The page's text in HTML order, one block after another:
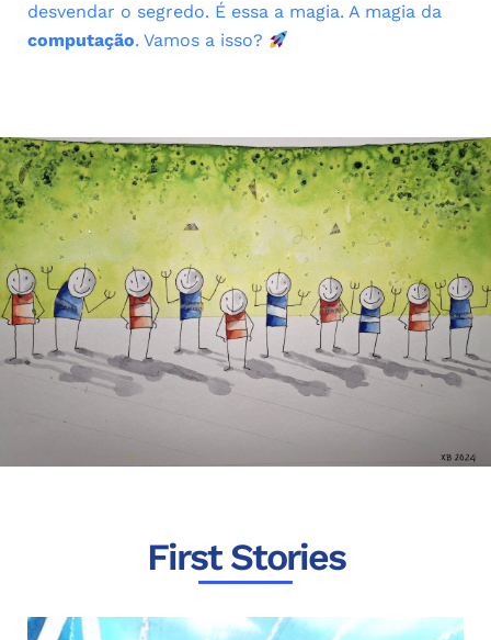
desvendar o segredo. É essa a magia. A magia da
computação. Vamos a isso?
First Stories